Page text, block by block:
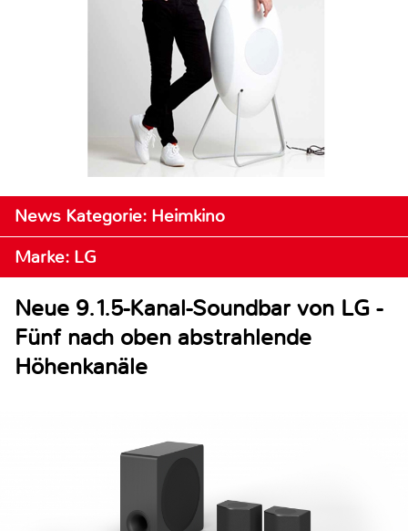
News Kategorie: Heimkino
Marke: LG
Neue 9.1.5-Kanal-Soundbar von LG -
Fünf nach oben abstrahlende
Höhenkanäle